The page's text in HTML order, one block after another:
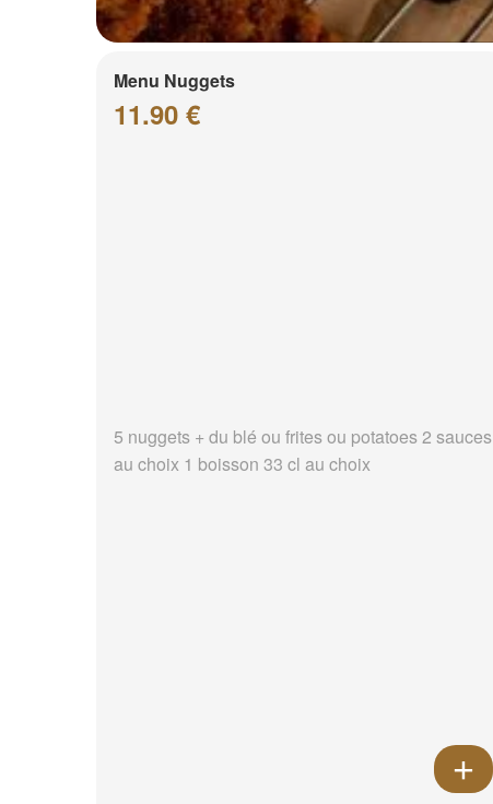
Menu Nuggets
11.90 €
5 nuggets + du blé ou frites ou potatoes 2 sauces
au choix 1 boisson 33 cl au choix